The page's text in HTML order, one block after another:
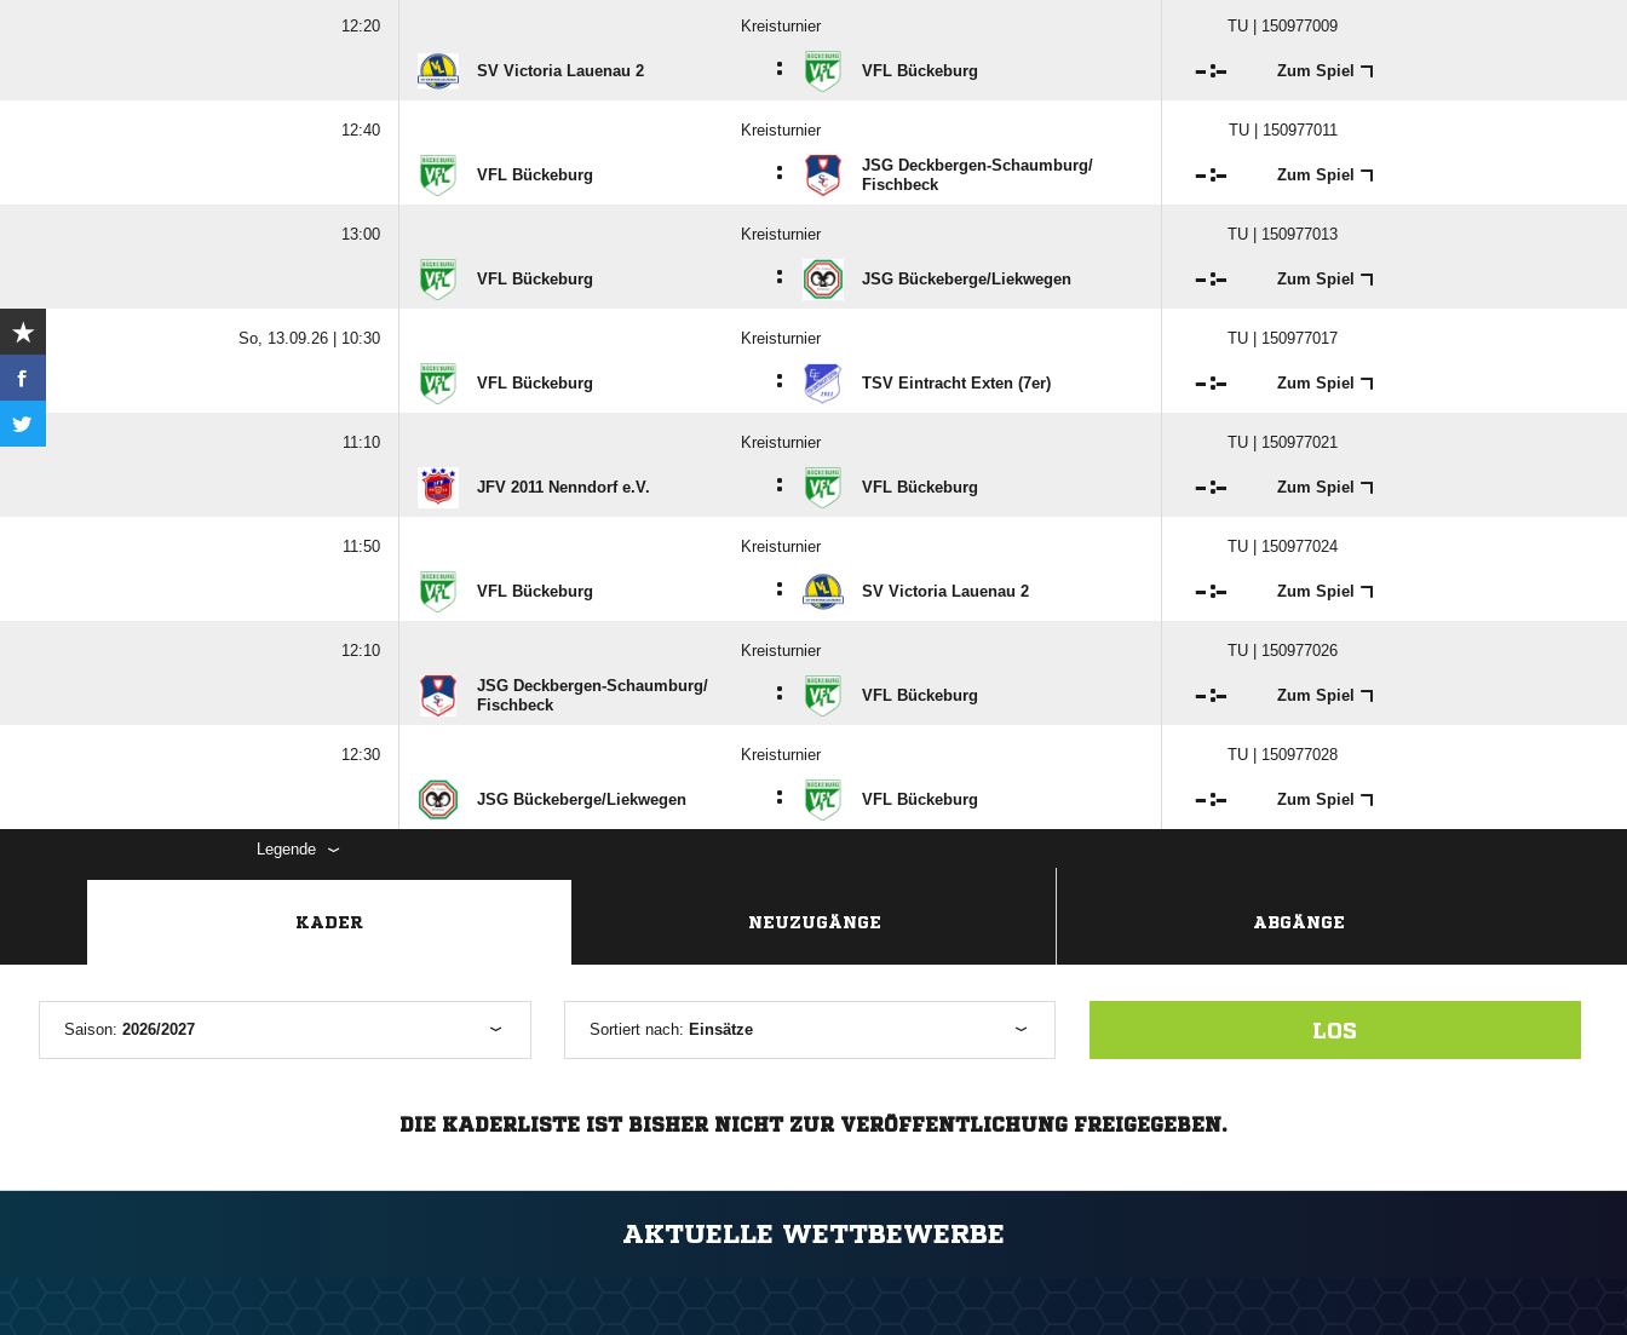
12:20 Kreisturnier TU | 150977009
SV Victoria Lauenau 2 : VFL Bückeburg : Zum Spiel
12:40 Kreisturnier TU | 150977011
VFL Bückeburg :
JSG Deckbergen-Schaumburg/​
Fischbeck
: Zum Spiel
13:00 Kreisturnier TU | 150977013
VFL Bückeburg : JSG Bückeberge/​Liekwegen : Zum Spiel
So, 13.09.26 | 10:30 Kreisturnier TU | 150977017
VFL Bückeburg : TSV Eintracht Exten (7er) : Zum Spiel
11:10 Kreisturnier TU | 150977021
JFV 2011 Nenndorf e.V. : VFL Bückeburg : Zum Spiel
11:50 Kreisturnier TU | 150977024
VFL Bückeburg : SV Victoria Lauenau 2 : Zum Spiel
12:10 Kreisturnier
TU | 150977026
JSG Deckbergen-Schaumburg/​
Fischbeck
: VFL Bückeburg : Zum Spiel
12:30 Kreisturnier TU | 150977028
JSG Bückeberge/​Liekwegen : VFL Bückeburg : Zum Spiel
Legende
KADER NEUZUGÄNGE ABGÄNGE
Saison: 2026/2027 Sortiert nach: Einsätze LOS
DIE KADERLISTE IST BISHER NICHT ZUR VERÖFFENTLICHUNG FREIGEGEBEN.
AKTUELLE WETTBEWERBE